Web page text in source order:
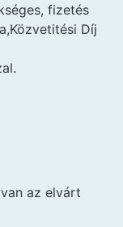
fizetés
Díj
az elvárt